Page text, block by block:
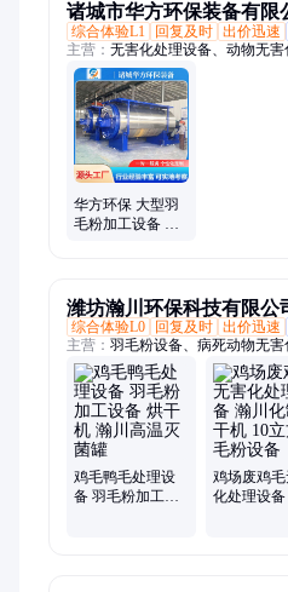
诸城市华方环保装备有限
综合体验L1
回复及时 出价迅速
主营： 无害化处理设备、动物无
粉设备、病死动物无害化处理
华方环保 大型羽
毛粉加工设备 养
潍坊瀚川环保科技有限公
综合体验L0
回复及时 出价迅速
主营： 羽毛粉设备、病死动物无
鸡毛鸭毛处理设
备 羽毛粉加工设
鸡场废鸡
化处理设备